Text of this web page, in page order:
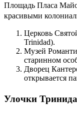
Площадь Пласа
красивыми
Церковь
Trinidad).
Музей
старинном
Дворец
открывается
Улочки